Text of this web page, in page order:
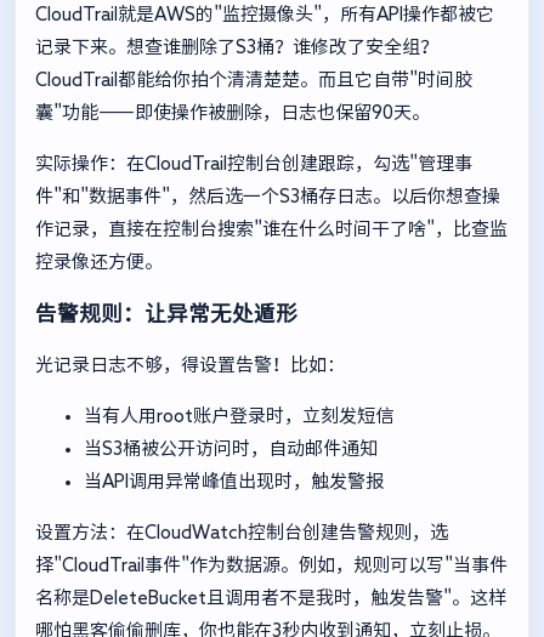
CloudTrail就是AWS的"监控摄像头"，所有API操作都被它
记录下来。想查谁删除了S3桶？谁修改了安全组？
CloudTrail都能给你拍个清清楚楚。而且它自带"时间胶
囊"功能——即使操作被删除，日志也保留90天。
实际操作：在CloudTrail控制台创建跟踪，勾选"管理事
件"和"数据事件"，然后选一个S3桶存日志。以后你想查操
作记录，直接在控制台搜索"谁在什么时间干了啥"，比查监
控录像还方便。
告警规则：让异常无处遁形
光记录日志不够，得设置告警！比如：
当有人用root账户登录时，立刻发短信
当S3桶被公开访问时，自动邮件通知
当API调用异常峰值出现时，触发警报
设置方法：在CloudWatch控制台创建告警规则，选
择"CloudTrail事件"作为数据源。例如，规则可以写"当事件
名称是DeleteBucket且调用者不是我时，触发告警"。这样
哪怕黑客偷偷删库，你也能在3秒内收到通知，立刻止损。